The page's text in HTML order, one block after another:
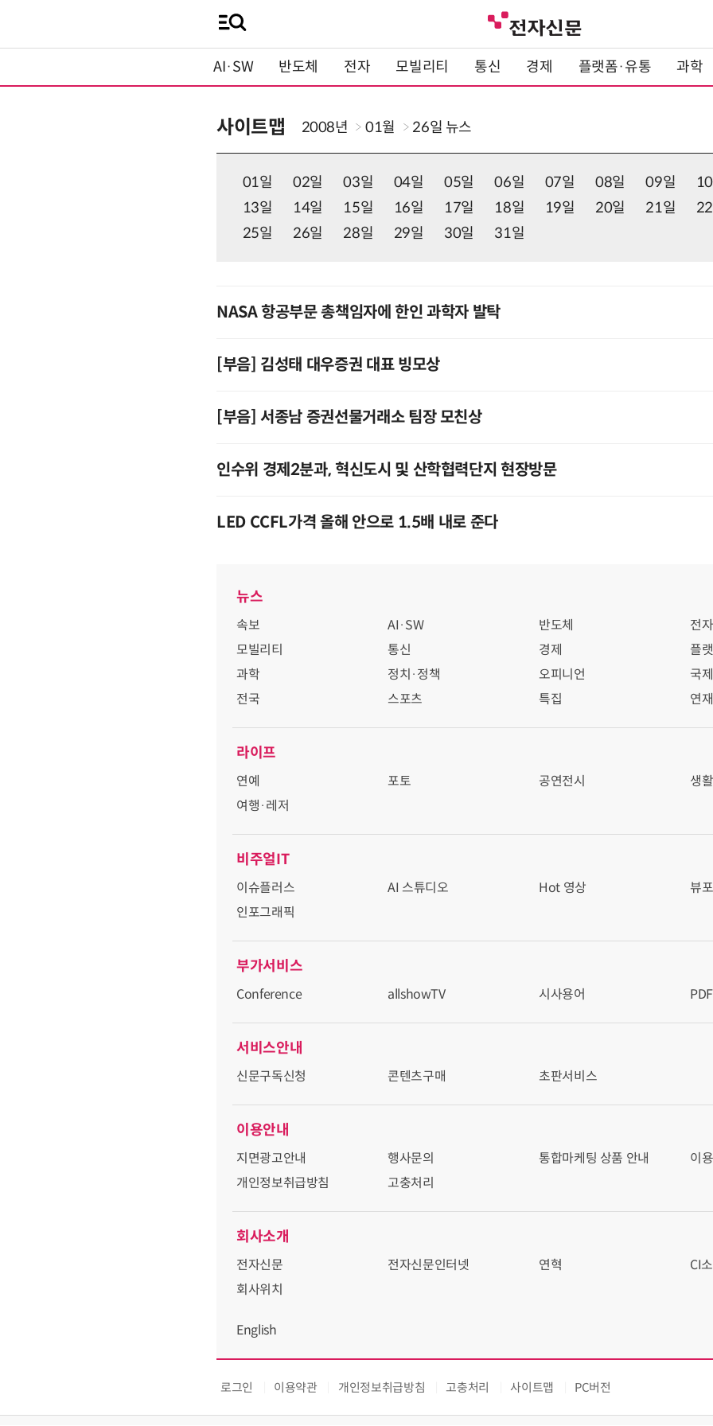
AI·SW 반도체 전자 모빌리티 통신 경제 플랫폼·유통 과학
사이트맵 2008년 01월 26일 뉴스
01일 02일 03일 04일 05일 06일 07일 08일 09일
13일
14일 15일 16일 17일 18일 19일 20일 21일
25일
26일 28일 29일 30일 31일
NASA 항공부문 총책임자에 한인 과학자 발탁
[부음] 김성태 대우증권 대표 빙모상
[부음] 서종남 증권선물거래소 팀장 모친상
인수위 경제2분과, 혁신도시 및 산학협력단지 현장방문
LED CCFL가격 올해 안으로 1.5배 내로 준다
뉴스
속보 AI·SW 반도체
전자
모빌리티
통신 경제
플
과학
정치·정책 오피니언
국제
전국
스포츠 특집 연재
라이프
연예 포토 공연전시
생
여행·레저
비주얼IT
이슈플러스 AI 스튜디오 Hot 영상
뷰
인포그래픽
부가서비스
Conference allshowTV 시사용어
서비스안내
신문구독신청 콘텐츠구매 초판서비스
이용안내
지면광고안내 행사문의 통합마케팅 상품 안내
이
개인정보취급방침
고충처리
회사소개
전자신문 전자신문인터넷 연혁
CI
회사위치
English
로그인 이용약관 개인정보취급방침 고충처리 사이트맵 PC버전